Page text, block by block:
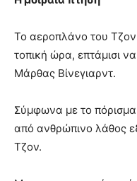
Το αεροπλάνο του Τζον
τοπική ώρα, επτάμισι
Μάρθας Βίνεγιαρντ.
Σύμφωνα με το
από ανθρώπινο λάθος
Τζον.